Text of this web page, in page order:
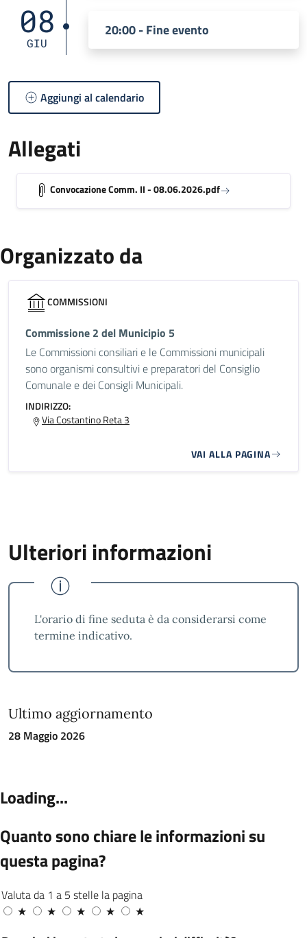
08
GIU
20:00 - Fine evento
Aggiungi al calendario
Allegati
Convocazione Comm. II - 08.06.2026.pdf
Organizzato da
COMMISSIONI
Commissione 2 del Municipio 5
Le Commissioni consiliari e le Commissioni municipali
sono organismi consultivi e preparatori del Consiglio
Comunale e dei Consigli Municipali.
INDIRIZZO:
Via Costantino Reta 3
VAI ALLA PAGINA
Ulteriori informazioni
L'orario di fine seduta è da considerarsi come
termine indicativo.
Ultimo aggiornamento
28 Maggio 2026